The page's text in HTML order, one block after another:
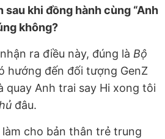
sau khi đồng hành cùng “Anh
không?
ra điều này, đúng là Bộ
hướng đến đối tượng GenZ
quay Anh trai say Hi xong tôi
đâu.
cho bản thân trẻ trung